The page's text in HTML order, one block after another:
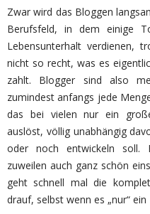
Zwar wird das Bloggen
Berufsfeld, in dem einige
Lebensunterhalt verdienen,
nicht so recht, was es
zahlt. Blogger sind also
zumindest anfangs jede
das bei vielen nur ein
auslöst, völlig unabhängig
oder noch entwickeln soll.
zuweilen auch ganz schön
geht schnell mal die
drauf, selbst wenn es „nur“ ein